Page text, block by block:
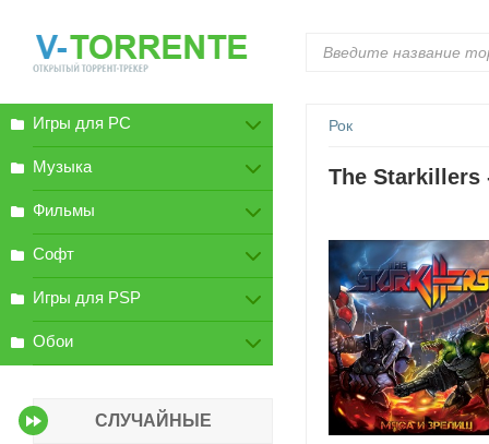
Рок
The Starkillers
Игры для PC
Музыка
Фильмы
Софт
Игры для PSP
Обои
СЛУЧАЙНЫЕ